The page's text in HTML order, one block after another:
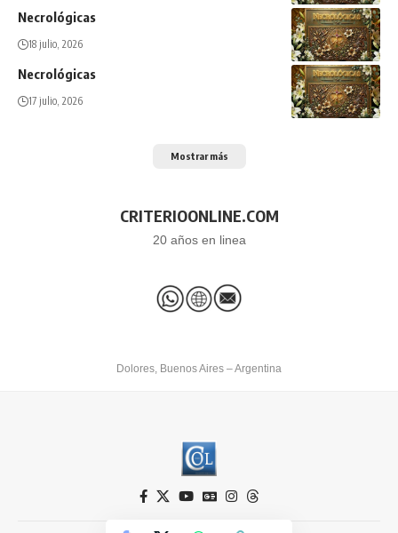
Necrológicas
18 julio, 2026
Necrológicas
17 julio, 2026
Mostrar más
CRITERIOONLINE.COM
20 años en linea
Dolores, Buenos Aires – Argentina